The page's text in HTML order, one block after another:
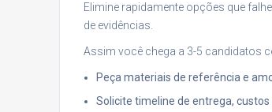
Elimine rapidamente opções que
de evidências.
Assim você chega a 3-5 candidatos
Peça materiais de referência e
Solicite timeline de entrega,